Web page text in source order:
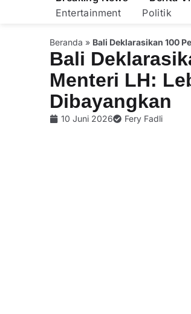
Entertainment
Politik
Beranda » Bali Deklarasikan 100
Bali
Menteri LH:
Dibayangkan
10 Juni 2026 Fery Fadli